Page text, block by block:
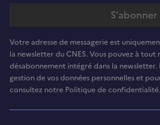
Votre adresse de messagerie est
la newsletter du CNES. Vous pouvez à
désabonnement intégré dans la newsletter.
gestion de vos données personnelles et
consultez notre Politique de confidentialité.